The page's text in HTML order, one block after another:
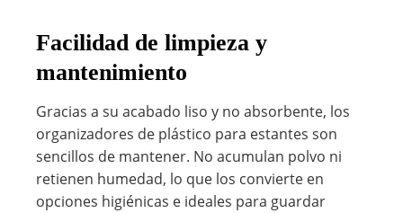
Facilidad de limpieza y
mantenimiento
Gracias a su acabado liso y no absorbente, los
organizadores de plástico para estantes son
sencillos de mantener. No acumulan polvo ni
retienen humedad, lo que los convierte en
opciones higiénicas e ideales para guardar